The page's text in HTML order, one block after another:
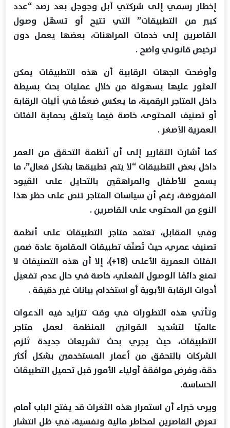
إخطار رسمي إلى شركتي آبل وجوجل بعد رصد “عدد
كبير من التطبيقات” التي تتيح أو تسهّل وصول
القاصرين إلى خدمات المراهنات، بعضها يعمل دون
ترخيص قانوني واضح .
وأوضحت الجهات الرقابية أن هذه التطبيقات يمكن
العثور عليها بسهولة من خلال عمليات بحث بسيطة
داخل المتاجر الرقمية، ما يعكس ضعفًا في آليات الرقابة
أو تصنيف المحتوى، خاصة فيما يتعلق بحماية الفئات
العمرية الأصغر .
كما أشارت التقارير إلى أن أنظمة التحقق من العمر
داخل بعض التطبيقات “لا يتم تطبيقها بشكل فعال”، ما
يسمح للأطفال والمراهقين بالتحايل على القيود
المفروضة، رغم أن سياسات المتاجر تنص على حظر هذا
النوع من المحتوى على القاصرين .
وفي المقابل، تعتمد متاجر التطبيقات على أنظمة
تصنيف عمري، حيث تُصنّف تطبيقات المقامرة عادة ضمن
الفئات العمرية الأعلى (18+)، إلا أن هذه التصنيفات لا
تمنع دائمًا الوصول الفعلي، خاصة في حال عدم تفعيل
أدوات الرقابة الأبوية أو استخدام بيانات غير دقيقة .
وتأتي هذه التطورات في وقت تتزايد فيه الدعوات
عالميًا لتشديد القوانين المنظمة لعمل متاجر
التطبيقات، حيث يجري بحث تشريعات جديدة تُلزم
الشركات بالتحقق من أعمار المستخدمين بشكل أكثر
دقة، وفرض موافقة أولياء الأمور قبل تحميل التطبيقات
الحساسة.
ويرى خبراء أن استمرار هذه الثغرات قد يفتح الباب أمام
تعرض القاصرين لمخاطر مالية ونفسية، في ظل انتشار